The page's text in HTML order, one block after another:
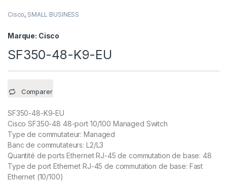
Cisco, SMALL BUSINESS
Marque: Cisco
SF350-48-K9-EU
Comparer
SF350-48-K9-EU
Cisco SF350-48 48-port 10/100 Managed Switch
Type de commutateur: Managed
Banc de commutateurs: L2/L3
Quantité de ports Ethernet RJ-45 de commutation de base: 48
Type de port Ethernet RJ-45 de commutation de base: Fast
Ethernet (10/100)